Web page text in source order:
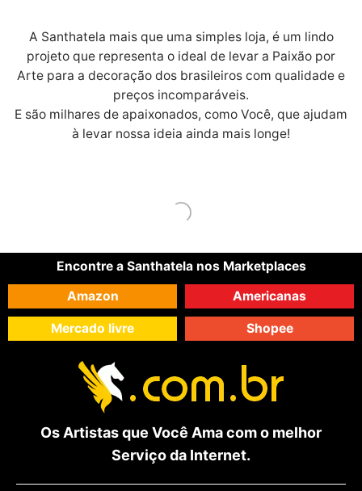
A Santhatela mais que uma simples loja, é um lindo
projeto que representa o ideal de levar a Paixão por
Arte para a decoração dos brasileiros com qualidade e
preços incomparáveis.
E são milhares de apaixonados, como Você, que ajudam
à levar nossa ideia ainda mais longe!
Encontre a Santhatela nos Marketplaces
Amazon
Americanas
Mercado livre Shopee
Os Artistas que Você Ama com o melhor
Serviço da Internet.